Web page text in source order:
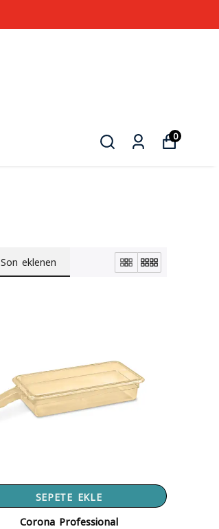
0
Son eklenen
SEPETE EKLE
Corona Professional